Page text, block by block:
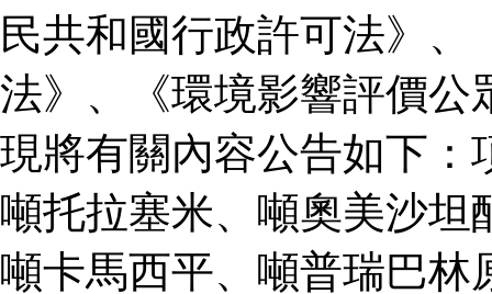
民共和國行政許可法》
法》、《環境影響評價公
現將有關內容公告如下：
噸托拉塞米、噸奧美沙坦
噸卡馬西平、噸普瑞巴林